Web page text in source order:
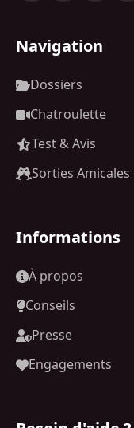
Navigation
Dossiers
Chatroulette
Test & Avis
Sorties Amicales
Informations
À propos
Conseils
Presse
Engagements